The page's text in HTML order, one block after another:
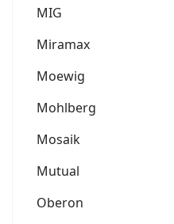
MIG
Miramax
Moewig
Mohlberg
Mosaik
Mutual
Oberon